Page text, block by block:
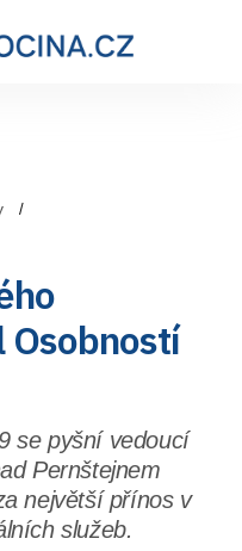
Osobností
se pyšní vedoucí
Pernštejnem
největší přínos v
služeb.